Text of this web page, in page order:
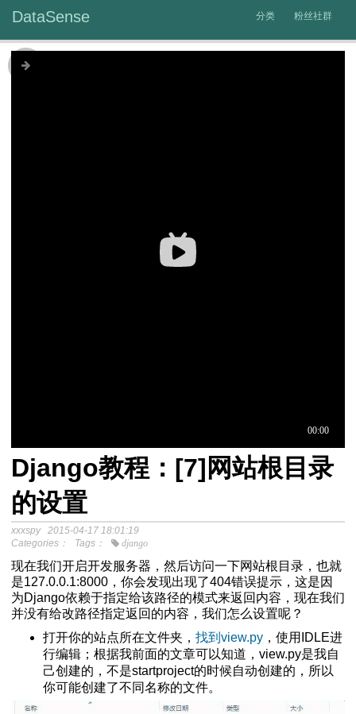
DataSense 分类 粉丝社群
介模
析SPSS视频教程
Django教程：[7]网站根目录
的设置
xxxspy
2015-04-17 18:01:19
Categories：
Tags： django
现在我们开启开发服务器，然后访问一下网站根目录，也就
是127.0.0.1:8000，你会发现出现了404错误提示，这是因
为Django依赖于指定给该路径的模式来返回内容，现在我们
并没有给改路径指定返回的内容，我们怎么设置呢？
打开你的站点所在文件夹， 找到view.py ，使用IDLE进
行编辑；根据我前面的文章可以知道，view.py是我自
己创建的，不是startproject的时候自动创建的，所以
你可能创建了不同名称的文件。